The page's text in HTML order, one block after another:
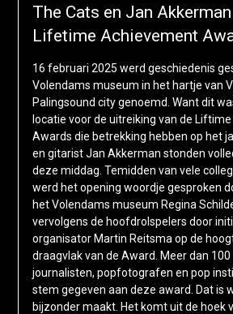
The Cats en Jan
Lifetime Achievement
16 februari 2025 werd geschiedenis
Volendams museum in het hartje van
Palingsound city genoemd. Want dit
locatie voor de uitreiking van de
Awards die betrekking hebben op het
en gitarist Jan Akkerman stonden
deze middag. Temidden van vele
werd het opening woordje gesproken
het Volendams museum Regina
vervolgens de hoofdrolspelers door
organisator Martin Reitsma op de
draagvlak van de Award. Meer dan
journalisten, popfotografen en pop
stem gegeven aan deze award. Dat is
bijzonder maakt. Het komt uit de hoek